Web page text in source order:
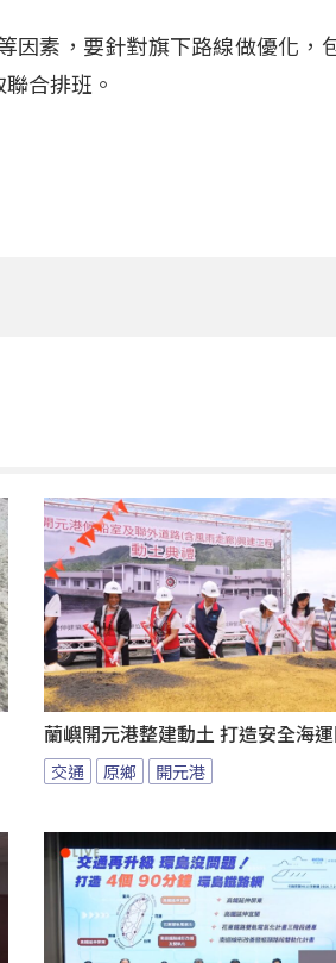
因素，要針對旗下路線做優化，
合排班。
蘭嶼開元港整建動土 打造安全海運
交通 原鄉 開元港